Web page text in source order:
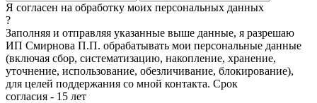
Я согласен на обработку моих персональных данных
?
Заполняя и отправляя указанные выше данные, я разрешаю
ИП Смирнова П.П. обрабатывать мои персональные данные
(включая сбор, систематизацию, накопление, хранение,
уточнение, использование, обезличивание, блокирование),
для целей поддержания со мной контакта. Срок
согласия - 15 лет